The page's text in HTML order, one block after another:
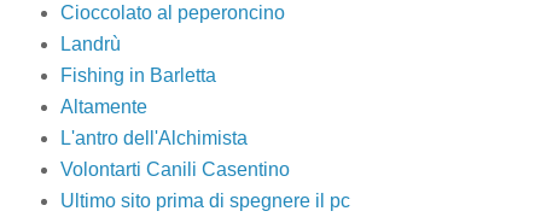
Cioccolato al peperoncino
Landrù
Fishing in Barletta
Altamente
L'antro dell'Alchimista
Volontarti Canili Casentino
Ultimo sito prima di spegnere il pc